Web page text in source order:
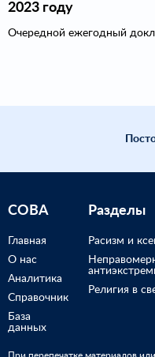
2023 году
Очередной ежегодный
СОВА
Главная
О нас
Аналитика
Справочник
База
данных
Разделы
Расизм и
Религия в